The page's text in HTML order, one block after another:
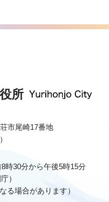
所
市尾崎17番地
時30分から午後5時15分
）
る場合があります）